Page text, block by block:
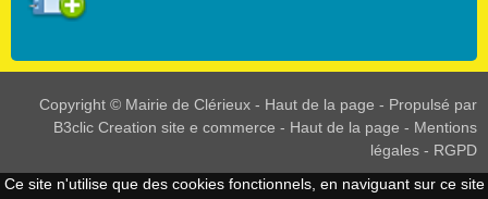
Copyright © Mairie de Clérieux - Haut de la page - Propulsé par
B3clic Creation site e commerce - Haut de la page - Mentions
légales - RGPD
Ce site n'utilise que des cookies fonctionnels, en naviguant sur ce site